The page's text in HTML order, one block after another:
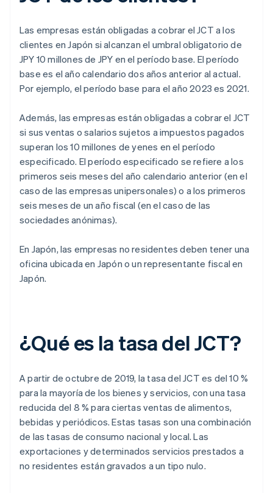
Las empresas están obligadas a cobrar el JCT a los
clientes en Japón si alcanzan el umbral obligatorio de
JPY 10 millones de JPY en el período base. El período
base es el año calendario dos años anterior al actual.
Por ejemplo, el período base para el año 2023 es 2021.
Además, las empresas están obligadas a cobrar el JCT
si sus ventas o salarios sujetos a impuestos pagados
superan los 10 millones de yenes en el período
especificado. El período especificado se refiere a los
primeros seis meses del año calendario anterior (en el
caso de las empresas unipersonales) o a los primeros
seis meses de un año fiscal (en el caso de las
sociedades anónimas).
En Japón, las empresas no residentes deben tener una
oficina ubicada en Japón o un representante fiscal en
Japón.
¿Qué es la tasa del JCT?
A partir de octubre de 2019, la tasa del JCT es del 10 %
para la mayoría de los bienes y servicios, con una tasa
reducida del 8 % para ciertas ventas de alimentos,
bebidas y periódicos. Estas tasas son una combinación
de las tasas de consumo nacional y local. Las
exportaciones y determinados servicios prestados a
no residentes están gravados a un tipo nulo.